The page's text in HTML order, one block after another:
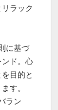
ラック
に基づ
ンド。心
目的と
す。
ラン